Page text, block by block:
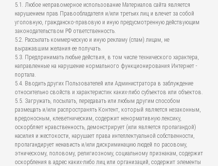
5.1. Любое неправомерное использование Материалов сайта является
нарушением прав Правообладателя и/или третьих лиц и влечет за собой
уголовную, гражданско-правовую и иную предусмотренную действующим
законодательством РФ ответственность.
5.2. Рассылать коммерческую и иную рекламу (спам) лицам, не
выражавшим желания ее получать.
5.3. Предпринимать любые действия, в том числе технического характера,
направленные на нарушение нормального функционирования Интернет -
портала.
5.4. Вводить других Пользователей или Администратора в заблуждение
относительно свойств и характеристик каких-либо субъектов или объектов.
5.5. Загружать, посылать, передавать или любым другим способом
размещать и/или распространять Контент, который является незаконным,
вредоносным, клеветническим, содержит ненормативную лексику,
оскорбляет нравственность, демонстрирует (или является пропагандой)
насилия и жестокости, нарушает права интеллектуальной собственности,
пропагандирует ненависть и/или дискриминацию людей по расовому,
этническому, половому, религиозному, социальному признакам, содержит
оскорбления в адрес каких-либо лиц или организаций, содержит элементы